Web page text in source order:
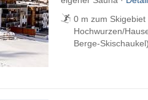
0 m zum
Hochwurzen/​
Berge-